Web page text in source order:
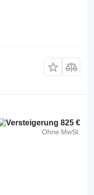
825 €
Ohne MwSt.